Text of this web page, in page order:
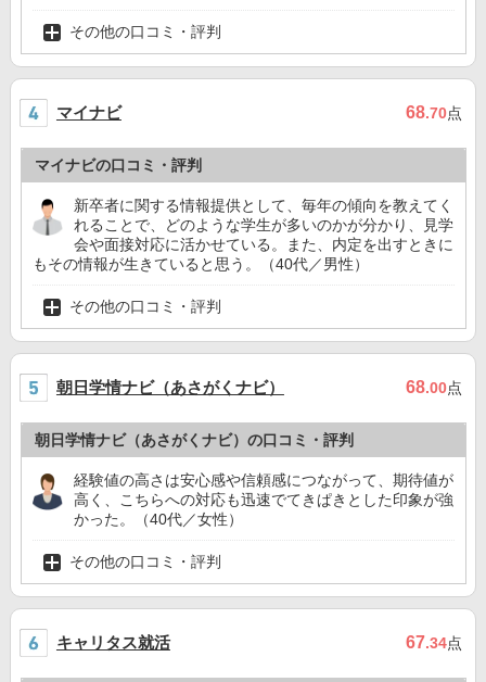
その他の口コミ・評判
マイナビ 68.70点
マイナビの口コミ・評判
新卒者に関する情報提供として、毎年の傾向を教えてく
れることで、どのような学生が多いのかが分かり、見学
会や面接対応に活かせている。また、内定を出すときに
もその情報が生きていると思う。（40代／男性）
その他の口コミ・評判
朝日学情ナビ（あさがくナビ） 68.00点
朝日学情ナビ（あさがくナビ）の口コミ・評判
経験値の高さは安心感や信頼感につながって、期待値が
高く、こちらへの対応も迅速でてきぱきとした印象が強
かった。（40代／女性）
その他の口コミ・評判
キャリタス就活 67.34点